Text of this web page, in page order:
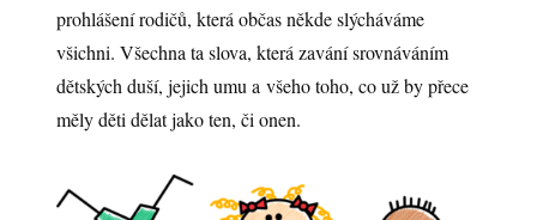
prohlášení rodičů, která občas někde slýcháváme
všichni. Všechna ta slova, která zavání srovnáváním
dětských duší, jejich umu a všeho toho, co už by přece
měly děti dělat jako ten, či onen.